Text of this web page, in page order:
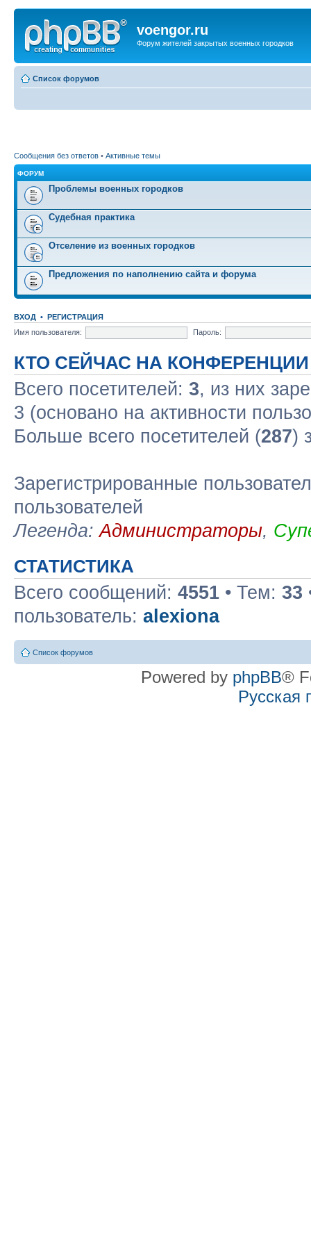
voengor.ru
Форум жителей закрытых военных городков
Список форумов
Сообщения без ответов • Активные темы
ФОРУМ
Проблемы военных городков
Судебная практика
Отселение из военных городков
Предложения по наполнению сайта и форума
ВХОД • РЕГИСТРАЦИЯ
Имя пользователя:
Пароль:
КТО СЕЙЧАС НА КОНФЕРЕНЦИИ
Всего посетителей: 3, из них
3 (основано на активности
Больше всего посетителей (287)
Зарегистрированные
пользователей
Легенда:Администраторы,
СТАТИСТИКА
Всего сообщений: 4551 • Тем: 33
пользователь: alexiona
Список форумов
Powered by phpBB®
Русская